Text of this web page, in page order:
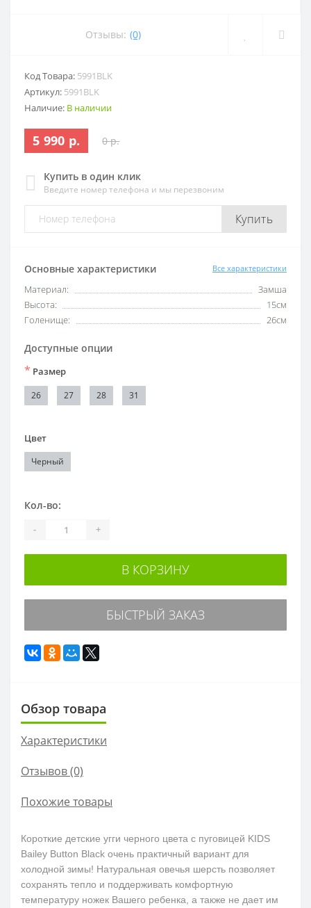
Отзывы: (0)
Код Товара: 5991BLK
Артикул: 5991BLK
Наличие: В наличии
5 990 р. 0 р.
Купить в один клик
Введите номер телефона и мы перезвоним
Купить
Основные характеристики Все характеристики
Материал:
Замша
Высота:
15см
Голенище:
26см
Доступные опции
* Размер
26 27 28 31
Цвет
Черный
Кол-во:
- +
В КОРЗИНУ
БЫСТРЫЙ ЗАКАЗ
Обзор товара
Характеристики
Отзывов (0)
Похожие товары
Короткие детские угги черного цвета с пуговицей KIDS
Bailey Button Black очень практичный вариант для
холодной зимы! Натуральная овечья шерсть позволяет
сохранять тепло и поддерживать комфортную
температуру ножек Вашего ребенка, а также не дает им